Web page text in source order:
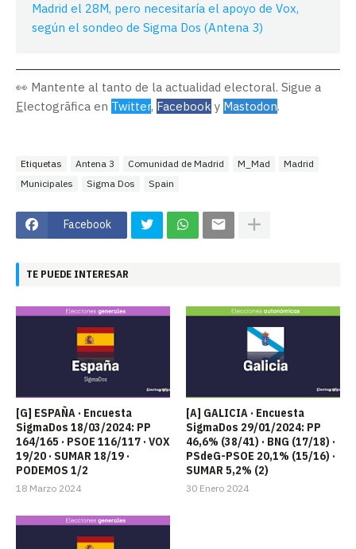
Madrid el 28M, pero necesitaría el apoyo de Vox,
según el sondeo de Sigma Dos (Antena 3)
👀 Mantente al tanto de la actualidad electoral. Sigue a
Electogrāfica en Twitter, Facebook y Mastodon.
Etiquetas Antena 3 Comunidad de Madrid M_Mad
Madrid
Municipales
Sigma Dos Spain
Facebook
TE PUEDE INTERESAR
[G] ESPAÑA · Encuesta
SigmaDos 18/03/2024: PP
164/165 · PSOE 116/117 · VOX
19/20 · SUMAR 18/19 ·
PODEMOS 1/2
18 Marzo 2024
[A] GALICIA · Encuesta
SigmaDos 29/01/2024: PP
46,6% (38/41) · BNG (17/18) ·
PSdeG-PSOE 20,1% (15/16) ·
SUMAR 5,2% (2)
30 Enero 2024